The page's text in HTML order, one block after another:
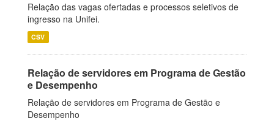
Relação das vagas ofertadas e processos seletivos de
ingresso na Unifei.
CSV
Relação de servidores em Programa de Gestão
e Desempenho
Relação de servidores em Programa de Gestão e
Desempenho